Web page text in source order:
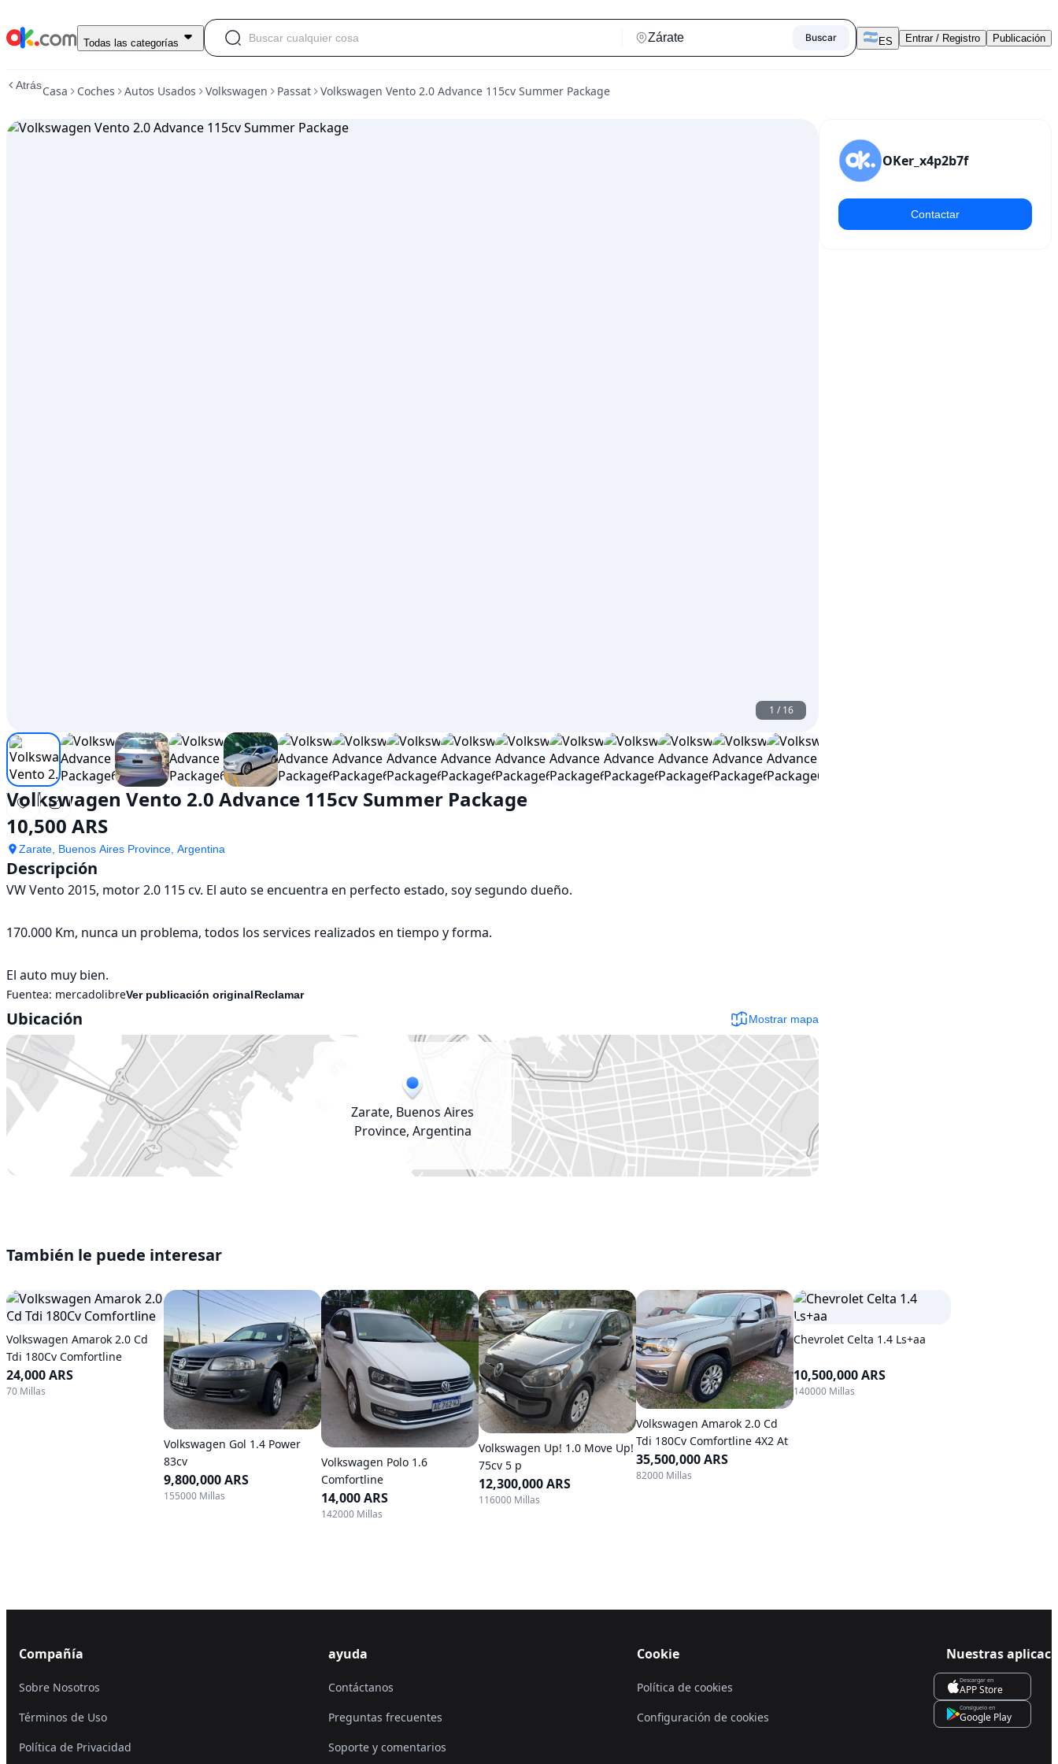
Usado
2.0
115cv
Todas las categorías Buscar ES Entrar / Registro Publicación
AtrásCasa Coches Autos Usados Volkswagen Passat Volkswagen Vento 2.0 Advance 115cv Summer Package
1 /16
Volkswagen Vento 2.0 Advance 115cv Summer Package
10,500 ARS
Zarate, Buenos Aires Province, Argentina
Descripción
VW Vento 2015, motor 2.0 115 cv. El auto se encuentra en perfecto estado, soy segundo dueño.
170.000 Km, nunca un problema, todos los services realizados en tiempo y forma.
El auto muy bien.
Fuentea: mercadolibreVer publicación originalReclamar
Ubicación Mostrar mapa
Zarate, Buenos Aires
Province, Argentina
OKer_x4p2b7f
Contactar
También le puede interesar
Volkswagen Amarok 2.0 Cd
Tdi 180Cv Comfortline
24,000 ARS
70 Millas
Volkswagen Gol 1.4 Power
83cv
9,800,000 ARS
155000 Millas
Volkswagen Polo 1.6
Comfortline
14,000 ARS
142000 Millas
Volkswagen Up! 1.0 Move Up!
75cv 5 p
12,300,000 ARS
116000 Millas
Volkswagen Amarok 2.0 Cd
Tdi 180Cv Comfortline 4X2 At
35,500,000 ARS
82000 Millas
Chevrolet Celta 1.4 Ls+aa
10,500,000 ARS
140000 Millas
Compañía
Sobre Nosotros
Términos de Uso
Política de Privacidad
ayuda
Contáctanos
Preguntas frecuentes
Soporte y comentarios
Cookie
Política de cookies
Configuración de cookies
Nuestras
Descargar en
APP Store
Consíguelo en
Google Play